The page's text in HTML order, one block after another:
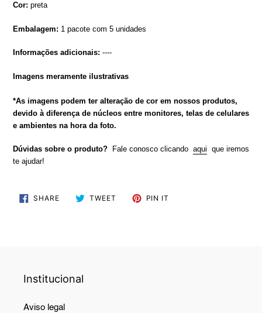
Cor: preta
Embalagem: 1 pacote com 5 unidades
Informações adicionais: ----
Imagens meramente ilustrativas
*As imagens podem ter alteração de cor em nossos produtos,
devido à diferença de núcleos entre monitores, telas de celulares
e ambientes na hora da foto.
Dúvidas sobre o produto? Fale conosco clicando aqui que iremos
te ajudar!
SHARESHARE
ON
TWEET TWEET PIN IT
Institucional
Aviso legal